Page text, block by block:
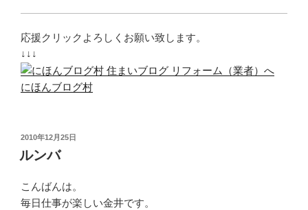
応援クリックよろしくお願い致します。
↓↓↓
にほんブログ村
投
稿
日:
2010年12月25日
ルンバ
こんばんは。
毎日仕事が楽しい金井です。